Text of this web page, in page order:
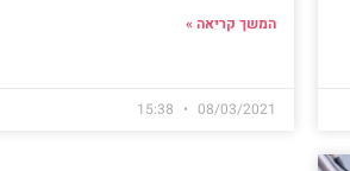
המשך קריאה »
08/03/2021